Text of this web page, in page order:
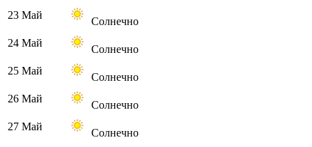
23 Май
Солнечно
24 Май
Солнечно
25 Май
Солнечно
26 Май
Солнечно
27 Май
Солнечно